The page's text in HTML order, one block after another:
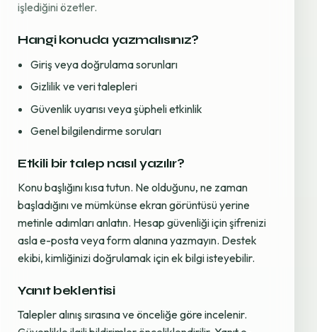
işlediğini özetler.
Hangi konuda yazmalısınız?
Giriş veya doğrulama sorunları
Gizlilik ve veri talepleri
Güvenlik uyarısı veya şüpheli etkinlik
Genel bilgilendirme soruları
Etkili bir talep nasıl yazılır?
Konu başlığını kısa tutun. Ne olduğunu, ne zaman
başladığını ve mümkünse ekran görüntüsü yerine
metinle adımları anlatın. Hesap güvenliği için şifrenizi
asla e-posta veya form alanına yazmayın. Destek
ekibi, kimliğinizi doğrulamak için ek bilgi isteyebilir.
Yanıt beklentisi
Talepler alınış sırasına ve önceliğe göre incelenir.